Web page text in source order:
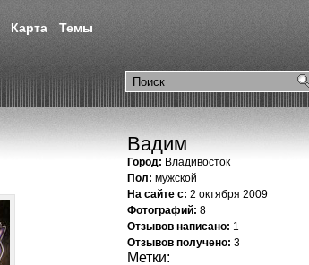
Карта Темы
Вадим
Город: Владивосток
Пол: мужской
На сайте с: 2 октября 2009
Фотографий: 8
Отзывов написано: 1
Отзывов получено: 3
Метки: